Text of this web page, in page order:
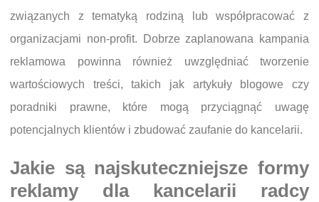
związanych z tematyką rodziną lub współpracować z
organizacjami non-profit. Dobrze zaplanowana kampania
reklamowa powinna również uwzględniać tworzenie
wartościowych treści, takich jak artykuły blogowe czy
poradniki prawne, które mogą przyciągnąć uwagę
potencjalnych klientów i zbudować zaufanie do kancelarii.
Jakie są najskuteczniejsze formy
reklamy dla kancelarii radcy